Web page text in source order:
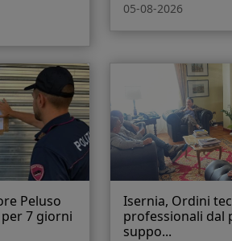
05-08-2026
Peluso
7 giorni
Isernia, Ordini
professionali dal
suppo...